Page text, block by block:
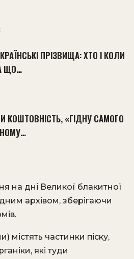
ПРІЗВИЩА: ХТО І КОЛИ
ЩО…
КОШТОВНІСТЬ, «ГІДНУ САМОГО
на дні Великої блакитної
архівом, зберігаючи
містять частинки піску,
які туди